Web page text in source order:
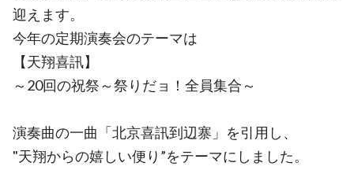
迎えます。
今年の定期演奏会のテーマは
【天翔喜訊】
～20回の祝祭～祭りだョ！全員集合～
演奏曲の一曲「北京喜訊到辺寨」を引用し、
"天翔からの嬉しい便り”をテーマにしました。